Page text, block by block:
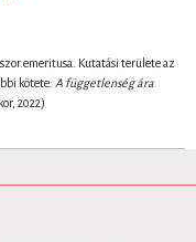
emeritusa. Kutatási területe az
kötete: A függetlenség ára
2022)